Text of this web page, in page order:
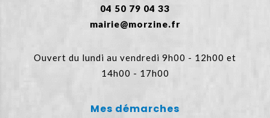
04 50 79 04 33
mairie@morzine.fr
Ouvert du lundi au vendredi 9h00 - 12h00 et
14h00 - 17h00
Mes démarches